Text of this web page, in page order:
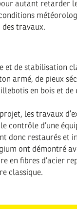
autant retarder
des travaux.
et de stabilisation
armé, de pieux
en bois et
les travaux
contrôle d’une
donc restaurés et
ont démontré
en fibres d’acier
classique.